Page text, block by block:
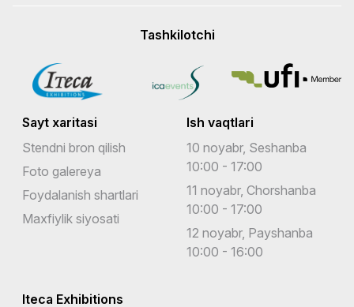
Tashkilotchi
Sayt xaritasi
Stendni bron qilish
Foto galereya
Foydalanish shartlari
Maxfiylik siyosati
Ish vaqtlari
10 noyabr, Seshanba
10:00 - 17:00
11 noyabr, Chorshanba
10:00 - 17:00
12 noyabr, Payshanba
10:00 - 16:00
Iteca Exhibitions